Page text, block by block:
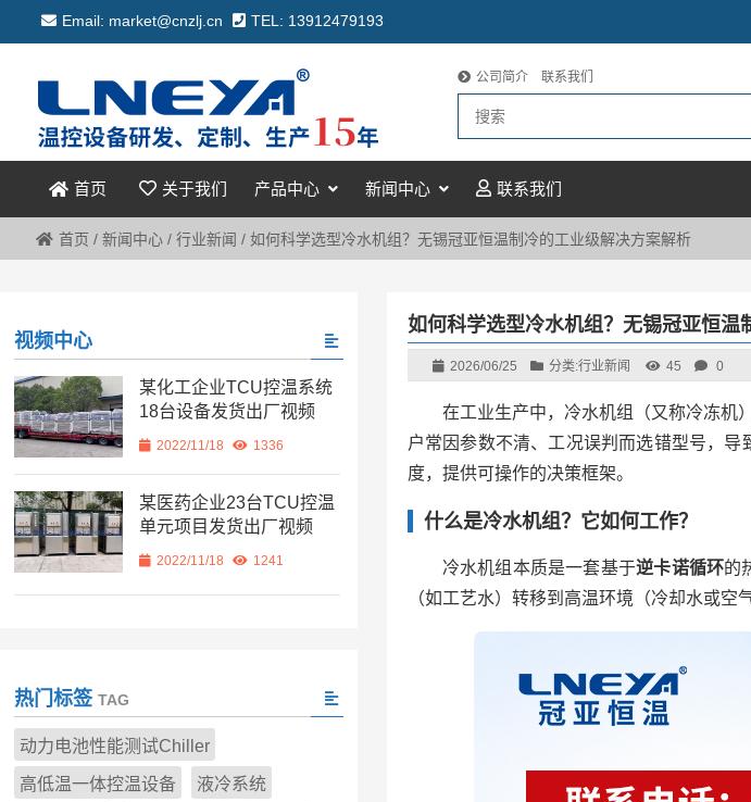
Email: market@cnzlj.cn TEL: 13912479193
公司简介 联系我们
首页 关于我们 产品中心 新闻中心 联系我们
首页 / 新闻中心/ 行业新闻 / 如何科学选型冷水机组？无锡冠亚恒温制冷的工业级解决方案解析
如何科学选型冷水机组？无锡冠亚恒温
2026/06/25 分类:行业新闻 45 0
在工业生产中，冷水机组（又称冷冻机
户常因参数不清、工况误判而选错型号，
度，提供可操作的决策框架。
什么是冷水机组？它如何工作？
冷水机组本质是一套基于逆卡诺循环的
（如工艺水）转移到高温环境（冷却水或空
视频中心
某化工企业TCU控温系统
18台设备发货出厂视频
2022/11/18 1336
某医药企业23台TCU控温
单元项目发货出厂视频
2022/11/18 1241
热门标签 TAG
动力电池性能测试Chiller
高低温一体控温设备 液冷系统